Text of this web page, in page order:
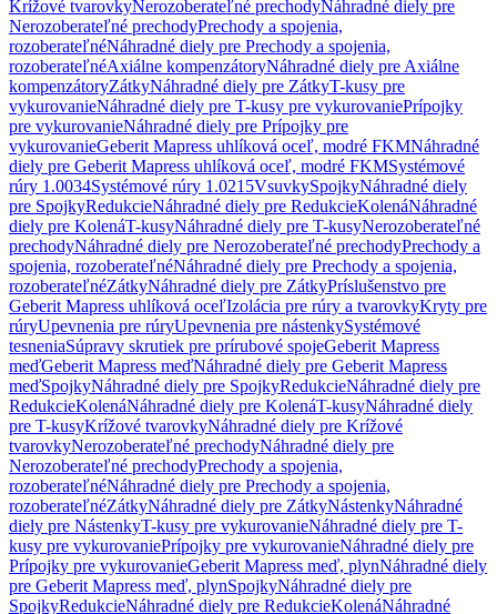
Krížové tvarovkyNerozoberateľné prechodyNáhradné diely pre
Nerozoberateľné prechodyPrechody a spojenia,
rozoberateľnéNáhradné diely pre Prechody a spojenia,
rozoberateľnéAxiálne kompenzátoryNáhradné diely pre Axiálne
kompenzátoryZátkyNáhradné diely pre ZátkyT-kusy pre
vykurovanieNáhradné diely pre T-kusy pre vykurovaniePrípojky
pre vykurovanieNáhradné diely pre Prípojky pre
vykurovanieGeberit Mapress uhlíková oceľ, modré FKMNáhradné
diely pre Geberit Mapress uhlíková oceľ, modré FKMSystémové
rúry 1.0034Systémové rúry 1.0215VsuvkySpojkyNáhradné diely
pre SpojkyRedukcieNáhradné diely pre RedukcieKolenáNáhradné
diely pre KolenáT-kusyNáhradné diely pre T-kusyNerozoberateľné
prechodyNáhradné diely pre Nerozoberateľné prechodyPrechody a
spojenia, rozoberateľnéNáhradné diely pre Prechody a spojenia,
rozoberateľnéZátkyNáhradné diely pre ZátkyPríslušenstvo pre
Geberit Mapress uhlíková oceľIzolácia pre rúry a tvarovkyKryty pre
rúryUpevnenia pre rúryUpevnenia pre nástenkySystémové
tesneniaSúpravy skrutiek pre prírubové spojeGeberit Mapress
meďGeberit Mapress meďNáhradné diely pre Geberit Mapress
meďSpojkyNáhradné diely pre SpojkyRedukcieNáhradné diely pre
RedukcieKolenáNáhradné diely pre KolenáT-kusyNáhradné diely
pre T-kusyKrížové tvarovkyNáhradné diely pre Krížové
tvarovkyNerozoberateľné prechodyNáhradné diely pre
Nerozoberateľné prechodyPrechody a spojenia,
rozoberateľnéNáhradné diely pre Prechody a spojenia,
rozoberateľnéZátkyNáhradné diely pre ZátkyNástenkyNáhradné
diely pre NástenkyT-kusy pre vykurovanieNáhradné diely pre T-
kusy pre vykurovaniePrípojky pre vykurovanieNáhradné diely pre
Prípojky pre vykurovanieGeberit Mapress meď, plynNáhradné diely
pre Geberit Mapress meď, plynSpojkyNáhradné diely pre
SpojkyRedukcieNáhradné diely pre RedukcieKolenáNáhradné